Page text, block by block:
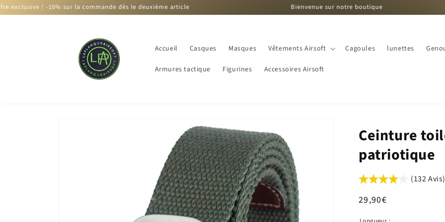
passer
10% sur la commande dès le deuxième article Bienvenue sur notre boutique
Accueil Casques Masques Vêtements Airsoft Cagoules lunettes
Armures tactique Figurines Accessoires Airsoft
Ceinture
patriotique
(132 Avis)
Prix
29,90€